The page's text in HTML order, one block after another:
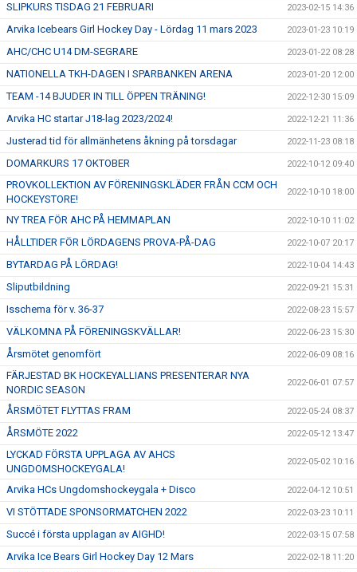
SLIPKURS TISDAG 21 FEBRUARI 2023-02-15 14:36
Arvika Icebears Girl Hockey Day - Lördag 11 mars 2023 2023-01-23 10:19
AHC/CHC U14 DM-SEGRARE 2023-01-22 08:28
NATIONELLA TKH-DAGEN I SPARBANKEN ARENA 2023-01-20 12:00
TEAM -14 BJUDER IN TILL ÖPPEN TRÄNING! 2022-12-30 15:09
Arvika HC startar J18-lag 2023/2024! 2022-12-21 11:36
Justerad tid för allmänhetens åkning på torsdagar 2022-11-23 08:18
DOMARKURS 17 OKTOBER 2022-10-12 09:40
PROVKOLLEKTION AV FÖRENINGSKLÄDER FRÅN CCM OCH
HOCKEYSTORE!
2022-10-10 18:00
NY TREA FÖR AHC PÅ HEMMAPLAN 2022-10-10 11:02
HÅLLTIDER FÖR LÖRDAGENS PROVA-PÅ-DAG 2022-10-07 20:17
BYTARDAG PÅ LÖRDAG! 2022-10-04 14:43
Sliputbildning 2022-09-21 15:31
Isschema för v. 36-37 2022-08-23 15:57
VÄLKOMNA PÅ FÖRENINGSKVÄLLAR! 2022-06-23 15:30
Årsmötet genomfört 2022-06-09 08:16
FÄRJESTAD BK HOCKEYALLIANS PRESENTERAR NYA
NORDIC SEASON
2022-06-01 07:57
ÅRSMÖTET FLYTTAS FRAM 2022-05-24 08:37
ÅRSMÖTE 2022 2022-05-12 13:47
LYCKAD FÖRSTA UPPLAGA AV AHCS
UNGDOMSHOCKEYGALA!
2022-05-02 10:16
Arvika HCs Ungdomshockeygala + Disco 2022-04-12 10:51
VI STÖTTADE SPONSORMATCHEN 2022 2022-03-23 10:11
Succé i första upplagan av AIGHD! 2022-03-15 07:58
Arvika Ice Bears Girl Hockey Day 12 Mars 2022-02-18 11:20